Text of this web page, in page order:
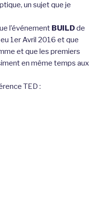
un sujet que je
l’événement BUILDde
1er Avril 2016 et que
et que les premiers
en même temps aux
TED :